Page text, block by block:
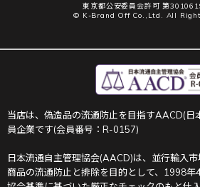
東京都公安委員会許可 第
© K-Brand Off Co.,Ltd. All
当店は、偽造品の流通防止を目指すAACD(日
員企業です(会員番号：R-0157)
日本流通自主管理協会(AACD)は、並行輸入
商品の流通防止と排除を目的として、1998年